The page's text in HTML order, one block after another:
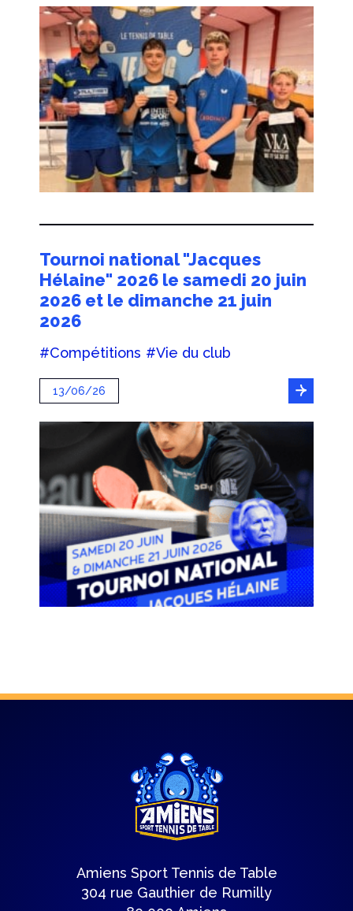
Tournoi national "Jacques
Hélaine" 2026 le samedi 20 juin
2026 et le dimanche 21 juin
2026
#Compétitions #Vie du club
13/06/26
Amiens Sport Tennis de Table
304 rue Gauthier de Rumilly